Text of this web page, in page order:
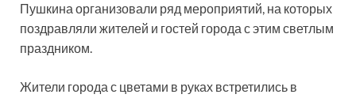
Пушкина организовали ряд мероприятий, на которых
поздравляли жителей и гостей города с этим светлым
праздником.
Жители города с цветами в руках встретились в